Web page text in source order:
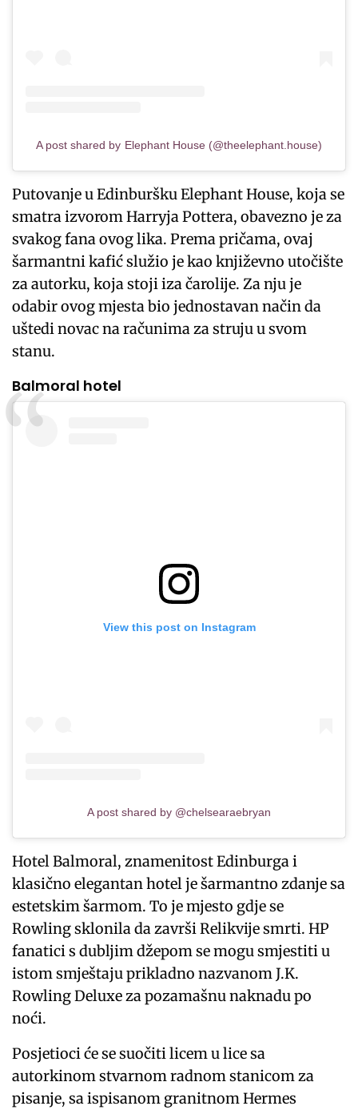
A post shared by Elephant House (@theelephant.house)
Putovanje u Edinburšku Elephant House, koja se
smatra izvorom Harryja Pottera, obavezno je za
svakog fana ovog lika. Prema pričama, ovaj
šarmantni kafić služio je kao književno utočište
za autorku, koja stoji iza čarolije. Za nju je
odabir ovog mjesta bio jednostavan način da
uštedi novac na računima za struju u svom
stanu.
Balmoral hotel
View this post on Instagram
A post shared by @chelsearaebryan
Hotel Balmoral, znamenitost Edinburga i
klasično elegantan hotel je šarmantno zdanje sa
estetskim šarmom. To je mjesto gdje se
Rowling sklonila da završi Relikvije smrti. HP
fanatici s dubljim džepom se mogu smjestiti u
istom smještaju prikladno nazvanom J.K.
Rowling Deluxe za pozamašnu naknadu po
noći.
Posjetioci će se suočiti licem u lice sa
autorkinom stvarnom radnom stanicom za
pisanje, sa ispisanom granitnom Hermes